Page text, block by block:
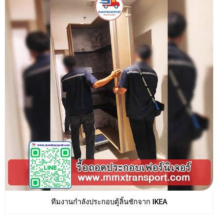
ทีมงานกำลังประกอบตู้ลิ้นชักจาก IKEA